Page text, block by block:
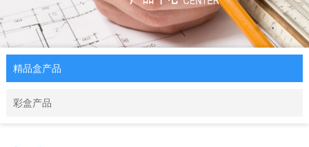
精品盒产品
彩盒产品